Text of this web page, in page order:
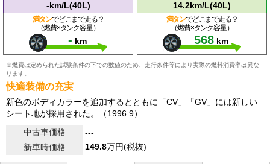
-km/L(40L)
満タンでどこまで走る？
（燃費×タンク容量）
- km
14.2km/L(40L)
満タンでどこまで走る？
（燃費×タンク容量）
568 km
※燃費は定められた試験条件の下での数値のため、走行条件等により実際の燃料消費率は異な
ります。
快適装備の充実
新色のボディカラーを追加するとともに「CV」「GV」には新しい
シート地が採用された。（1996.9）
中古車価格
---
新車時価格
149.8万円(税抜)